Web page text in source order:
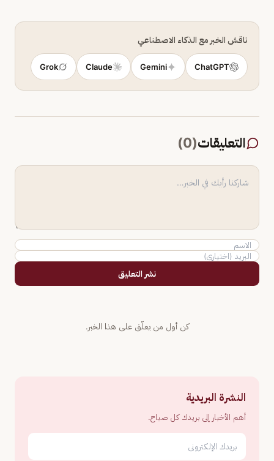
ناقش الخبر مع الذكاء الاصطناعي
ChatGPT
Gemini
Claude
Grok
التعليقات(
0
)
نشر التعليق
كن أول من يعلّق على هذا الخبر.
النشرة البريدية
أهم الأخبار إلى بريدك كل صباح.